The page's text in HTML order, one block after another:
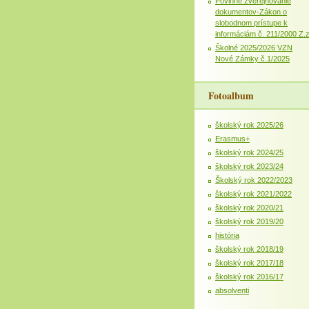
dokumentov-Zákon o
slobodnom prístupe k
informáciám č. 211/2000 Z.z
Školné 2025/2026 VZN
Nové Zámky č.1/2025
Fotoalbum
školský rok 2025/26
Erasmus+
školský rok 2024/25
školský rok 2023/24
Školský rok 2022/2023
školský rok 2021/2022
školský rok 2020/21
školský rok 2019/20
história
školský rok 2018/19
školský rok 2017/18
školský rok 2016/17
absolventi